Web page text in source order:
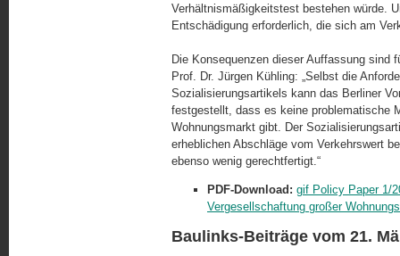
Verhältnismäßigkeitstest bestehen würde.
Entschädigung erforderlich, die sich am
Die Konsequenzen dieser Auffassung sind
Prof. Dr. Jürgen Kühling: „Selbst die
Sozialisierungsartikels kann das Berliner
festgestellt, dass es keine problematische
Wohnungsmarkt gibt. Der
erheblichen Abschläge vom Verkehrswert
ebenso wenig gerechtfertigt.“
PDF-Download: gif Policy Paper 1/
Vergesellschaftung großer
Baulinks-Beiträge vom 21.